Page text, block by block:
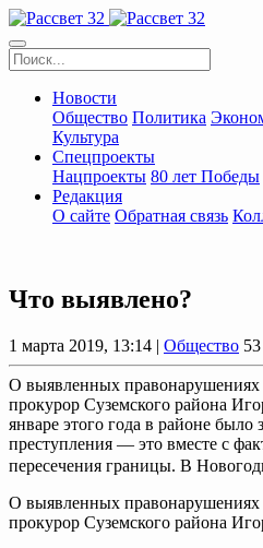
Новости
Общество Политика
Культура
Спецпроекты
Нацпроекты 80 лет Победы
Редакция
О сайте Обратная связь
Что выявлено?
1 марта 2019, 13:14 | Общество 53
О выявленных правонарушениях
прокурор Суземского района
январе этого года в районе было
преступления — это вместе с
пересечения границы. В
О выявленных правонарушениях
прокурор Суземского района